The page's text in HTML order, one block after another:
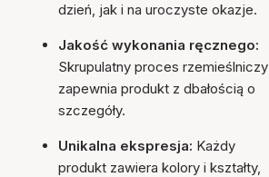
dzień, jak i na uroczyste okazje.
Jakość wykonania ręcznego:
Skrupulatny proces rzemieślniczy
zapewnia produkt z dbałością o
szczegóły.
Unikalna ekspresja: Każdy
produkt zawiera kolory i kształty,